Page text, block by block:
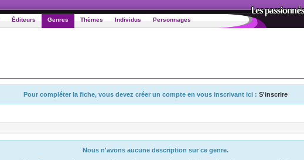
Éditeurs Genres Thèmes Individus Personnages
Pour compléter la fiche, vous devez créer un compte en vous inscrivant ici : S'inscrire
Nous n'avons aucune description sur ce genre.